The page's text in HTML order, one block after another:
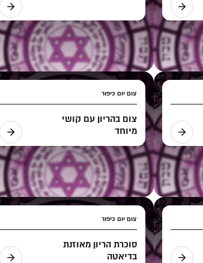
צום יום כיפור
צום בהריון עם קושי
מיוחד
צום יום כיפור
סוכרת הריון מאוזנת
בדיאטה